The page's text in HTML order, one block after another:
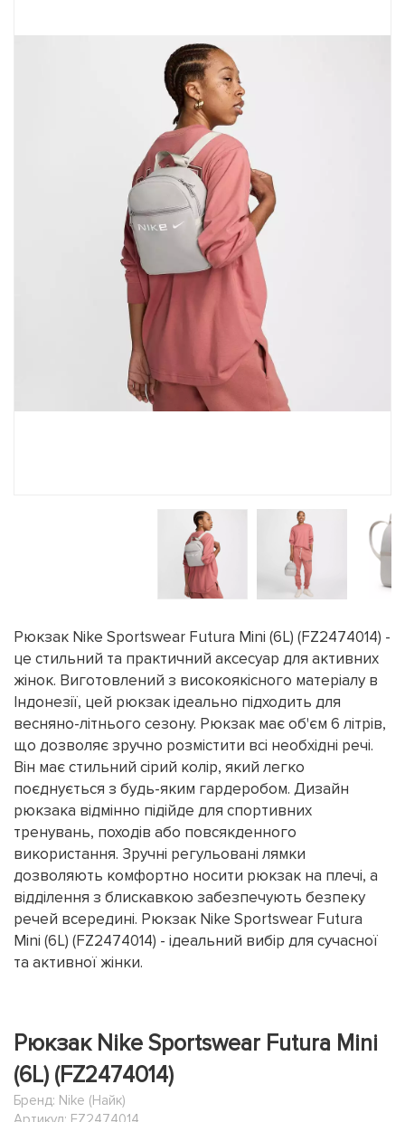
Рюкзак Nike Sportswear Futura Mini (6L) (FZ2474014) -
це стильний та практичний аксесуар для активних
жінок. Виготовлений з високоякісного матеріалу в
Індонезії, цей рюкзак ідеально підходить для
весняно-літнього сезону. Рюкзак має об'єм 6 літрів,
що дозволяє зручно розмістити всі необхідні речі.
Він має стильний сірий колір, який легко
поєднується з будь-яким гардеробом. Дизайн
рюкзака відмінно підійде для спортивних
тренувань, походів або повсякденного
використання. Зручні регульовані лямки
дозволяють комфортно носити рюкзак на плечі, а
відділення з блискавкою забезпечують безпеку
речей всередині. Рюкзак Nike Sportswear Futura
Mini (6L) (FZ2474014) - ідеальний вибір для сучасної
та активної жінки.
Рюкзак Nike Sportswear Futura Mini
(6L) (FZ2474014)
Бренд: Nike (Найк)